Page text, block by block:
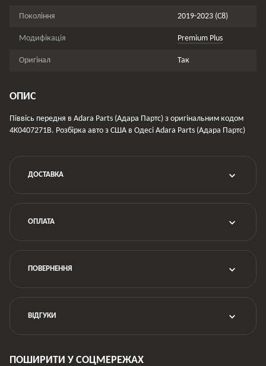
Покоління 2019-2023 (C8)
Модифікація Premium Plus
Оригінал Так
ОПИС
Піввісь передня в Adara Parts (Адара Партс) з оригінальним кодом
4K0407271B. Розбірка авто з США в Одесі Adara Parts (Адара Партс)
ДОСТАВКА
ОПЛАТА
ПОВЕРНЕННЯ
ВІДГУКИ
ПОШИРИТИ У СОЦМЕРЕЖАХ